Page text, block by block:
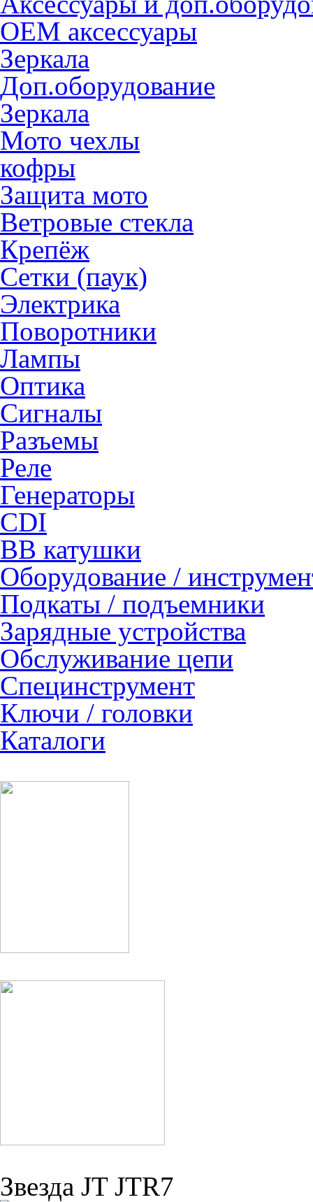
OEM аксессуары
Зеркала
Доп.оборудование
Зеркала
Мото чехлы
кофры
Защита мото
Ветровые стекла
Крепёж
Сетки (паук)
Электрика
Поворотники
Лампы
Оптика
Сигналы
Разъемы
Реле
Генераторы
CDI
ВВ катушки
Оборудование /
Подкаты / подъемники
Зарядные устройства
Обслуживание цепи
Специнструмент
Ключи / головки
Каталоги
Звезда JT JTR7